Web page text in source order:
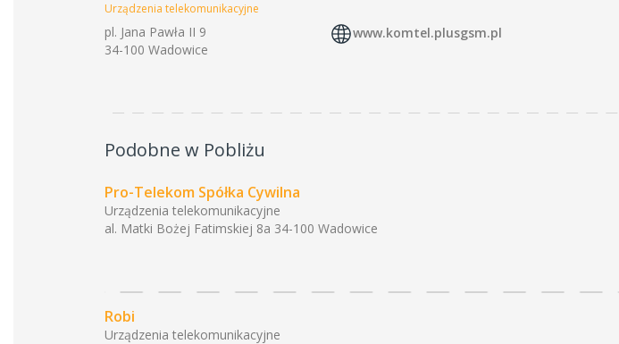
Urządzenia telekomunikacyjne
pl. Jana Pawła II 9
34-100 Wadowice
www.komtel.plusgsm.pl
Podobne w Pobliżu
Pro-Telekom Spółka Cywilna
Urządzenia telekomunikacyjne
al. Matki Bożej Fatimskiej 8a 34-100 Wadowice
Robi
Urządzenia telekomunikacyjne